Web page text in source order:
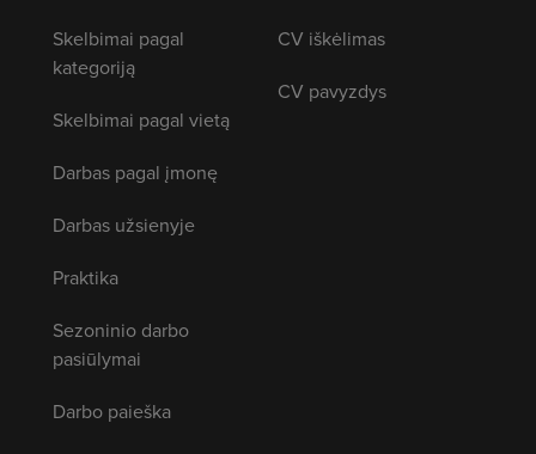
Skelbimai pagal
kategoriją
Skelbimai pagal vietą
Darbas pagal įmonę
Darbas užsienyje
Praktika
Sezoninio darbo
pasiūlymai
Darbo paieška
CV iškėlimas
CV pavyzdys